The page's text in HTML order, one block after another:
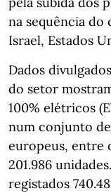
na sequência
Israel, Estados
Dados
do setor
100% elétricos
num conjunto
europeus, entre
201.986
registados